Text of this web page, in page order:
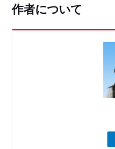
作者について